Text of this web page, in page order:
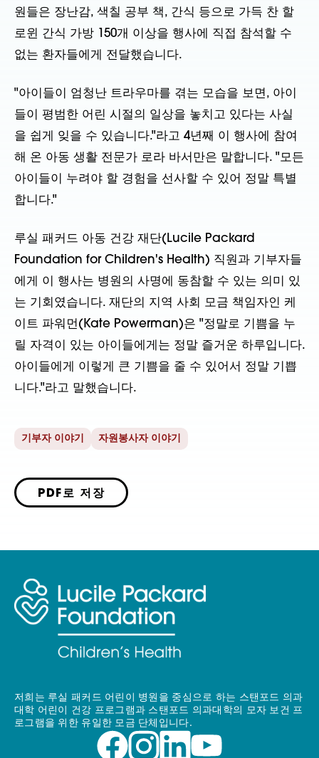
원들은 장난감, 색칠 공부 책, 간식 등으로 가득 찬 할
로윈 간식 가방 150개 이상을 행사에 직접 참석할 수
없는 환자들에게 전달했습니다.
"아이들이 엄청난 트라우마를 겪는 모습을 보면, 아이
들이 평범한 어린 시절의 일상을 놓치고 있다는 사실
을 쉽게 잊을 수 있습니다."라고 4년째 이 행사에 참여
해 온 아동 생활 전문가 로라 바서만은 말합니다. "모든
아이들이 누려야 할 경험을 선사할 수 있어 정말 특별
합니다."
루실 패커드 아동 건강 재단(Lucile Packard
Foundation for Children's Health) 직원과 기부자들
에게 이 행사는 병원의 사명에 동참할 수 있는 의미 있
는 기회였습니다. 재단의 지역 사회 모금 책임자인 케
이트 파워먼(Kate Powerman)은 "정말로 기쁨을 누
릴 자격이 있는 아이들에게는 정말 즐거운 하루입니다.
아이들에게 이렇게 큰 기쁨을 줄 수 있어서 정말 기쁩
니다."라고 말했습니다.
기부자 이야기 자원봉사자 이야기
PDF로 저장
저희는 루실 패커드 어린이 병원을 중심으로 하는 스탠포드 의과
대학 어린이 건강 프로그램과 스탠포드 의과대학의 모자 보건 프
로그램을 위한 유일한 모금 단체입니다.